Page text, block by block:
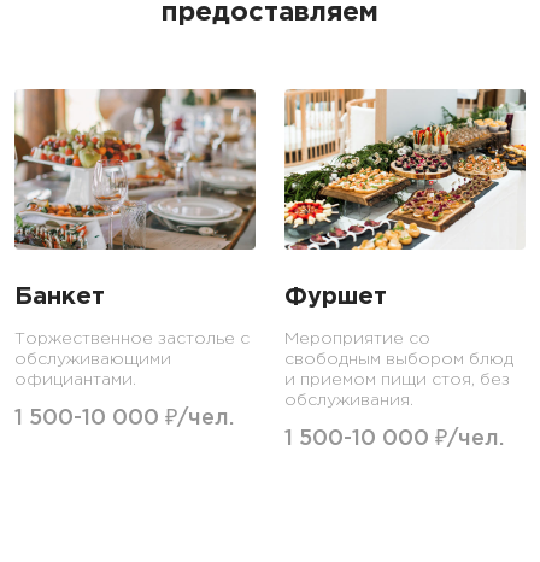
предоставляем
Банкет
Торжественное застолье с
обслуживающими
официантами.
1 500-10 000 ₽/чел.
Фуршет
Мероприятие со
свободным выбором блюд
и приемом пищи стоя, без
обслуживания.
1 500-10 000 ₽/чел.